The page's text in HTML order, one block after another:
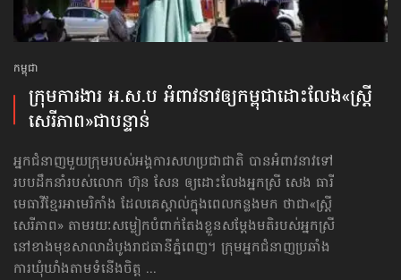
កម្ពុជា
ក្រុមការងារ អ.ស.ប អំពាវនាវ​ឲ្យកម្ពុជា​ដោះលែង​«ស្ត្រី
សេរីភាព»​ជាបន្ទាន់
អ្នកជំនាញមួយក្រុមរបស់អង្គការសហប្រជាជាតិ បានអំពាវនាវទៅ​
របបដឹកនាំរបស់លោក ហ៊ុន សែន ឲ្យដោះលែងអ្នកស្រី សេង ធារី
មេធាវីខ្មែរអាមេរិកាំង ដែលគេស្គាល់ក្នុងពេលកន្លងមក ថាជា«ស្ត្រី
សេរីភាព» តាមរយៈសម្លៀកបំពាក់តែងខ្លួនសម្ដែងមតិរបស់អ្នកស្រី
នៅខាងមុខសាលាដំបូងរាជធានីភ្នំពេញ។ ក្រុមអ្នកជំនាញប្រឆាំង
ការឃុំឃាំងតាមទំនើងចិត្ត ...